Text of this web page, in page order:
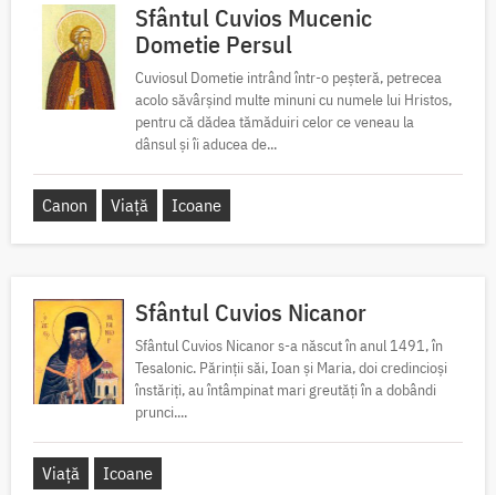
Sfântul Cuvios Mucenic
Dometie Persul
Cuviosul Dometie intrând într-o peșteră, petrecea
acolo săvârșind multe minuni cu numele lui Hristos,
pentru că dădea tămăduiri celor ce veneau la
dânsul și îi aducea de...
Canon Viață Icoane
Sfântul Cuvios Nicanor
Sfântul Cuvios Nicanor s-a născut în anul 1491, în
Tesalonic. Părinții săi, Ioan și Maria, doi credincioși
înstăriți, au întâmpinat mari greutăți în a dobândi
prunci....
Viață Icoane